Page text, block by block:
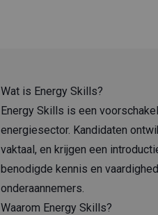
Wat is Energy Skills?
Energy Skills is een
energiesector. Kandidaten
vaktaal, en krijgen een
benodigde kennis en
onderaannemers.
Waarom Energy Skills?